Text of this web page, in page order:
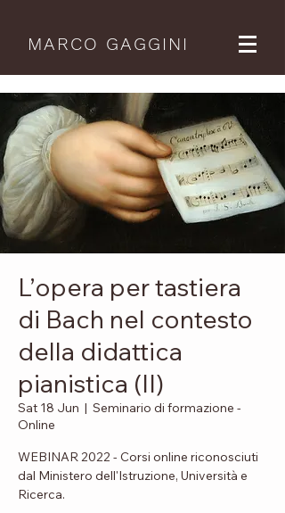
MARCO GAGGINI
L’opera per tastiera
di Bach nel contesto
della didattica
pianistica (II)
Sat 18 Jun
  |
Seminario di formazione -
Online
WEBINAR 2022 - Corsi online riconosciuti
dal Ministero dell'Istruzione, Università e
Ricerca.